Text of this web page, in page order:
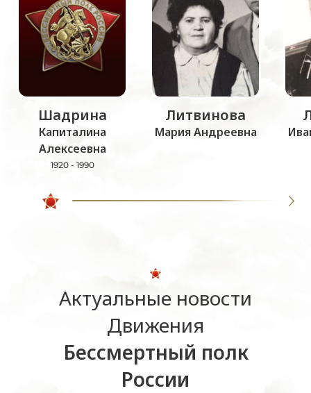
Шадрина
Капиталина
Алексеевна
1920 - 1990
Литвинова
Мария Андреевна
Актуальные новости
Движения
Бессмертный полк
России